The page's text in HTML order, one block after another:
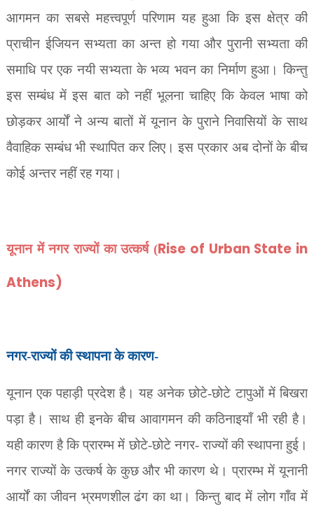
आगमन का सबसे महत्त्वपूर्ण परिणाम यह हुआ कि इस क्षेत्र की
प्राचीन ईजियन सभ्यता का अन्त हो गया और पुरानी सभ्यता की
समाधि पर एक नयी सभ्यता के भव्य भवन का निर्माण हुआ। किन्तु
इस सम्बंध में इस बात को नहीं भूलना चाहिए कि केवल भाषा को
छोड़कर आर्यों ने अन्य बातों में यूनान के पुराने निवासियों के साथ
वैवाहिक सम्बंध भी स्थापित कर लिए। इस प्रकार अब दोनों के बीच
कोई अन्तर नहीं रह गया।
यूनान में नगर राज्यों का उत्कर्ष (Rise of Urban State in
Athens)
नगर-राज्यों की स्थापना के कारण-
यूनान एक पहाड़ी प्रदेश है। यह अनेक छोटे-छोटे टापुओं में बिखरा
पड़ा है। साथ ही इनके बीच आवागमन की कठिनाइयाँ भी रही है।
यही कारण है कि प्रारम्भ में छोटे-छोटे नगर- राज्यों की स्थापना हुई।
नगर राज्यों के उत्कर्ष के कुछ और भी कारण थे। प्रारम्भ में यूनानी
आर्यों का जीवन भ्रमणशील ढंग का था। किन्तु बाद में लोग गाँव में